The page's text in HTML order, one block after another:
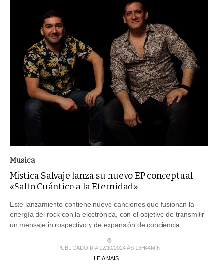
Musica
Mística Salvaje lanza su nuevo EP conceptual
«Salto Cuántico a la Eternidad»
Este lanzamiento contiene nueve canciones que fusionan la
energía del rock con la electrónica, con el objetivo de transmitir
un mensaje introspectivo y de expansión de conciencia.
PUBLICADO DIA 12/10/2024 ÀS 13H44MIN
LEIA MAIS ...